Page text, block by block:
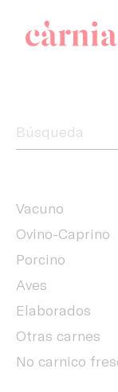
Vacuno
Ovino-Caprino
Porcino
Aves
Elaborados
Otras carnes
No carnico